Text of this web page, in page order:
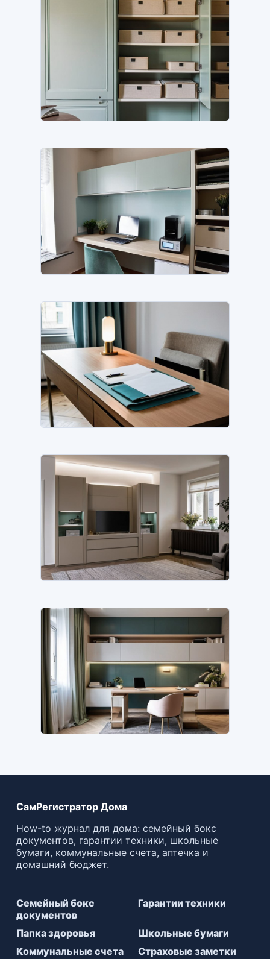
СамРегистратор Дома
How-to журнал для дома: семейный бокс
документов, гарантии техники, школьные
бумаги, коммунальные счета, аптечка и
домашний бюджет.
Семейный бокс
документов
Гарантии техники
Папка здоровья
Школьные бумаги
Коммунальные счета
Страховые заметки